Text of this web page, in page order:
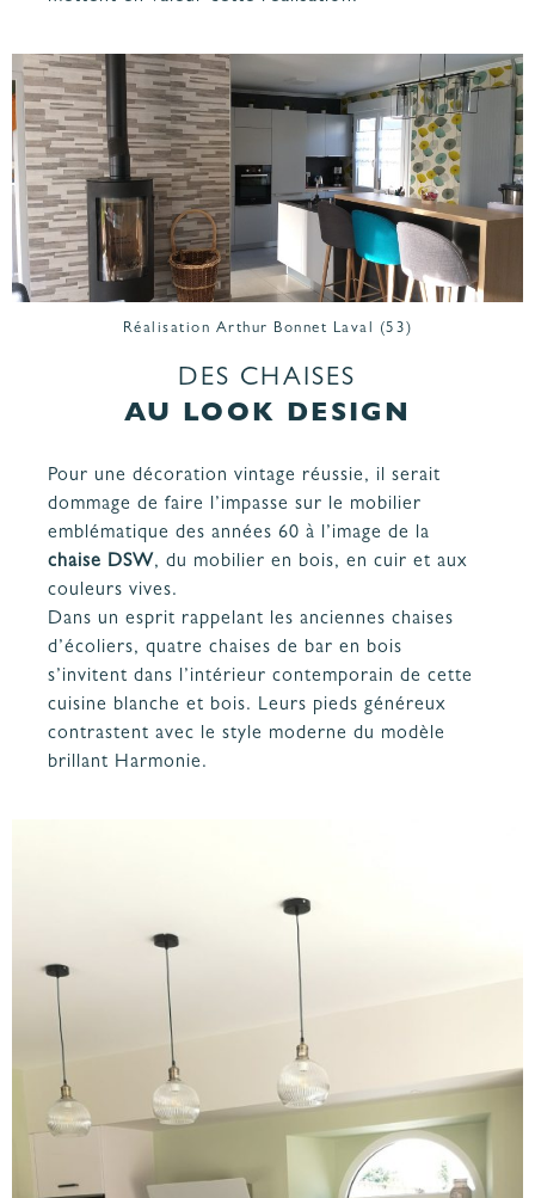
Réalisation Arthur Bonnet Laval (53)
DES CHAISES
AU LOOK DESIGN
Pour une décoration vintage réussie, il serait
dommage de faire l’impasse sur le mobilier
emblématique des années 60 à l’image de la
chaise DSW, du mobilier en bois, en cuir et aux
couleurs vives.
Dans un esprit rappelant les anciennes chaises
d’écoliers, quatre chaises de bar en bois
s’invitent dans l’intérieur contemporain de cette
cuisine blanche et bois. Leurs pieds généreux
contrastent avec le style moderne du modèle
brillant Harmonie.